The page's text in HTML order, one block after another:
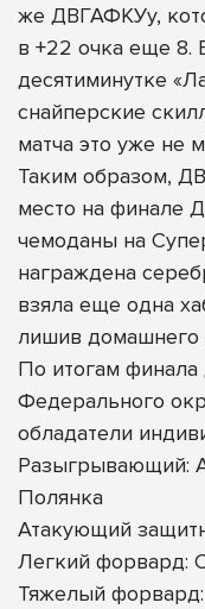
же ДВГАФКУу,
в +22 очка еще 8.
десятиминутке
снайперские
матча это уже не
Таким образом,
место на финале
чемоданы на
награждена
взяла еще одна
лишив домашнего
По итогам финала
Федерального
обладатели
Разыгрывающий:
Полянка
Атакующий
Легкий форвард:
Тяжелый форвард: